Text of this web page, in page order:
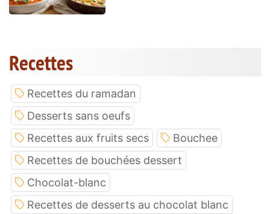
Recettes
Recettes du ramadan
Desserts sans oeufs
Recettes aux fruits secs
Bouchee
Recettes de bouchées dessert
Chocolat-blanc
Recettes de desserts au chocolat blanc